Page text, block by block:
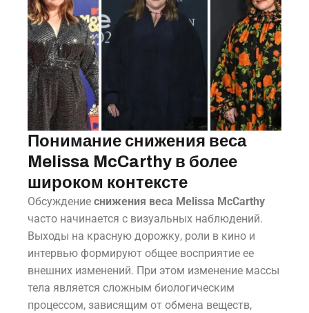
Понимание снижения веса
Melissa McCarthy в более
широком контексте
Обсуждение снижения веса Melissa McCarthy
часто начинается с визуальных наблюдений.
Выходы на красную дорожку, роли в кино и
интервью формируют общее восприятие ее
внешних изменений. При этом изменение массы
тела является сложным биологическим
процессом, зависящим от обмена веществ,